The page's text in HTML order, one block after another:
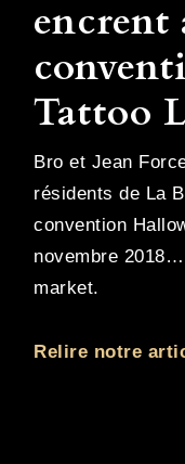
encrent
Tattoo
Bro et Jean
résidents de La
convention
novembre
market.
Relire notre